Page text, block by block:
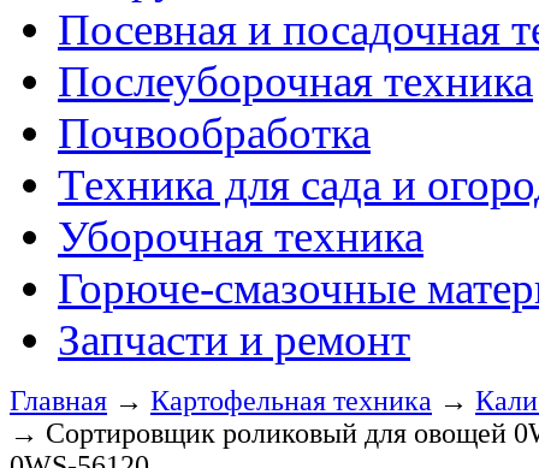
Посевная и посадочная
Послеуборочная техника
Почвообработка
Техника для сада и
Уборочная техника
Горюче-смазочные
Запчасти и ремонт
Главная → Картофельная техника →
→ Сортировщик роликовый для овощей